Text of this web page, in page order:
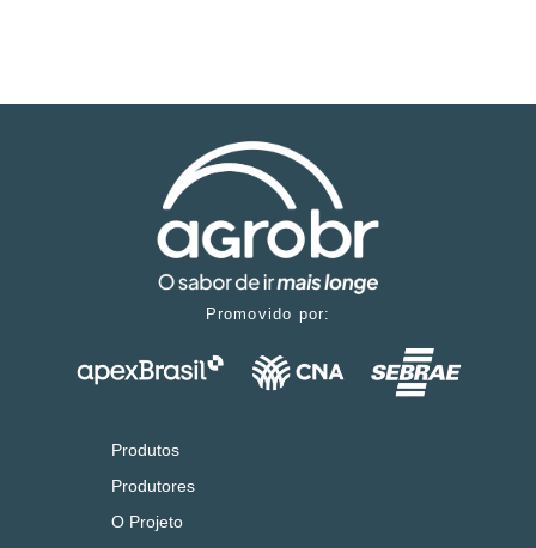
Promovido por:
Produtos
Produtores
O Projeto